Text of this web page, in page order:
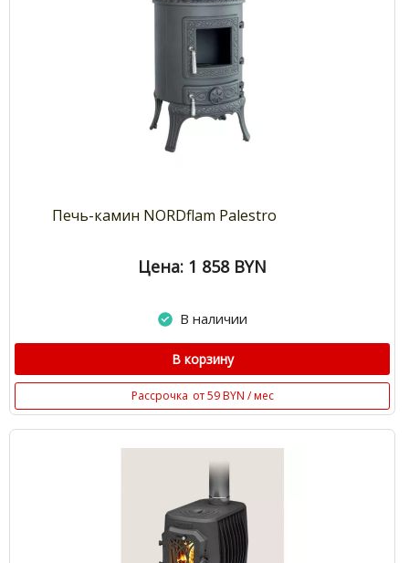
Печь-камин NORDflam Palestro
Цена: 1 858 BYN
В наличии
В корзину
Рассрочка от 59 BYN / мес